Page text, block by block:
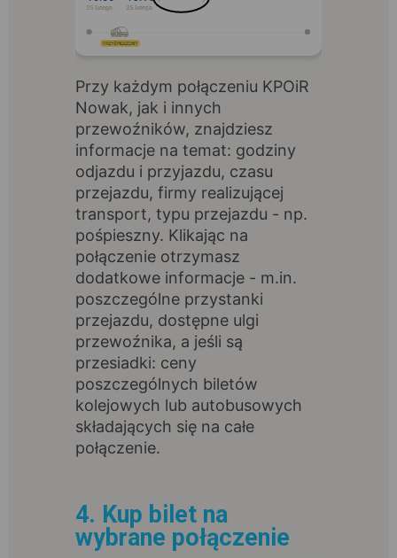
Przy każdym połączeniu KPOiR
Nowak, jak i innych
przewoźników, znajdziesz
informacje na temat: godziny
odjazdu i przyjazdu, czasu
przejazdu, firmy realizującej
transport, typu przejazdu - np.
pośpieszny. Klikając na
połączenie otrzymasz
dodatkowe informacje - m.in.
poszczególne przystanki
przejazdu, dostępne ulgi
przewoźnika, a jeśli są
przesiadki: ceny
poszczególnych biletów
kolejowych lub autobusowych
składających się na całe
połączenie.
4. Kup bilet na
wybrane połączenie